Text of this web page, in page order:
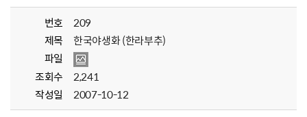
번호
209
제목
한국야생화 (한라부추)
파일
조회수
2,241
작성일
2007-10-12